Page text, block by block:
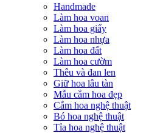
Handmade
Làm hoa voan
Làm hoa giấy
Làm hoa nhựa
Làm hoa đất
Làm hoa cườm
Thêu và đan len
Giữ hoa lâu tàn
Mẫu cắm hoa đẹp
Cắm hoa nghệ thuật
Bó hoa nghệ thuật
Tỉa hoa nghệ thuật